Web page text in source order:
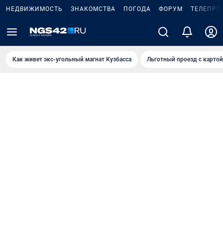
НЕДВИЖИМОСТЬ ЗНАКОМСТВА ПОГОДА ФОРУМ
Как живет экс-угольный магнат Кузбасса Льготный проезд с